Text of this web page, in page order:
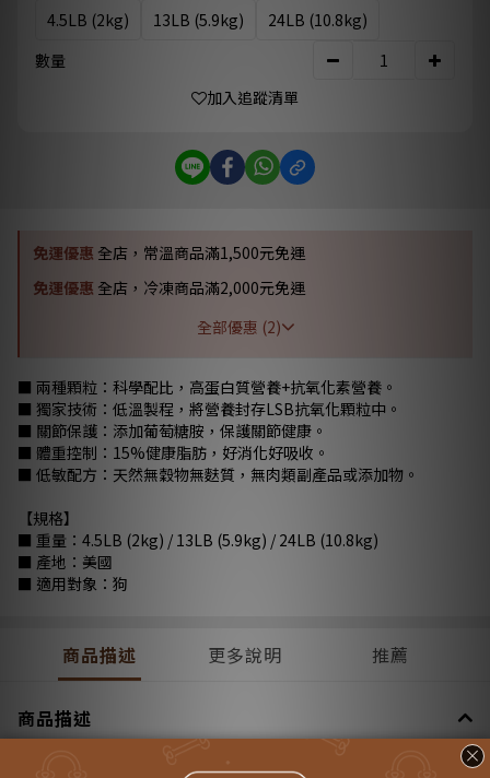
4.5LB (2kg)
13LB (5.9kg)
24LB (10.8kg)
數量
加入追蹤清單
免運優惠 全店，常溫商品滿1,500元免運
免運優惠 全店，冷凍商品滿2,000元免運
全部優惠 (2)
■ 兩種顆粒：科學配比，高蛋白質營養+抗氧化素營養。
■ 獨家技術：低溫製程，將營養封存LSB抗氧化顆粒中。
■ 關節保護：添加葡萄糖胺，保護關節健康。
■ 體重控制：15%健康脂肪，好消化好吸收。
■ 低敏配方：天然無穀物無麩質，無肉類副產品或添加物。
【規格】
■ 重量：4.5LB (2kg) / 13LB (5.9kg) / 24LB (10.8kg)
■ 產地：美國
■ 適用對象：狗
商品描述 更多說明 推薦
商品描述
■ 熱量： 3,649大卡/公斤；422大卡 / 每杯(8盎司量杯)； 1 杯=116